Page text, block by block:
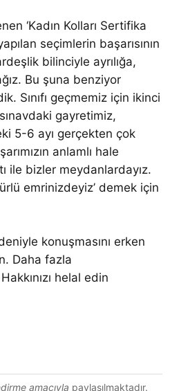
‘Kadın Kolları Sertifika
seçimlerin başarısının
bilinciyle ayrılığa,
Bu şuna benziyor
Sınıfı geçmemiz için ikinci
gayretimiz,
5-6 ayı gerçekten çok
anlamlı hale
ile bizler meydanlardayız.
emrinizdeyiz’ demek için
konuşmasını erken
Daha fazla
helal edin
amacıyla paylaşılmaktadır.